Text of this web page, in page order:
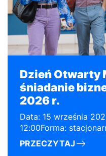
Dzień Otwarty
śniadanie
2026 r.
Data: 15 września
12:00Forma:
WSB Merito we
Strefa MBA
PRZECZYTAJ